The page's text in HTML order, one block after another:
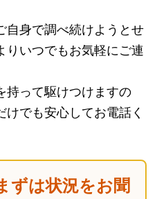
自身で調べ続けようとせ
りいつでもお気軽にご連
持って駆けつけますの
でも安心してお電話く
ずは状況をお聞